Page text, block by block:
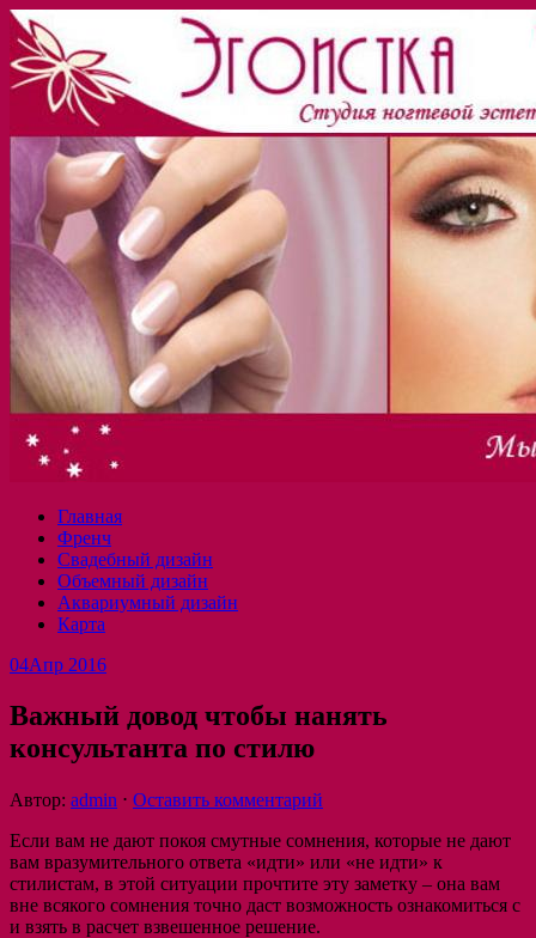
Главная
Френч
Свадебный дизайн
Объемный дизайн
Аквариумный дизайн
Карта
04Апр 2016
Важный довод чтобы нанять
консультанта по стилю
Автор: admin ⋅ Оставить комментарий
Если вам не дают покоя смутные сомнения, которые не дают
вам вразумительного ответа «идти» или «не идти» к
стилистам, в этой ситуации прочтите эту заметку – она вам
вне всякого сомнения точно даст возможность ознакомиться с
и взять в расчет взвешенное решение.